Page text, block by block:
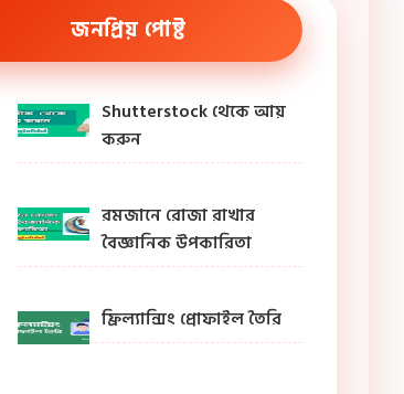
জনপ্রিয় পোষ্ট
Shutterstock থেকে আয়
করুন
রমজানে রোজা রাখার
বৈজ্ঞানিক উপকারিতা
ফ্রিল্যান্সিং প্রোফাইল তৈরি